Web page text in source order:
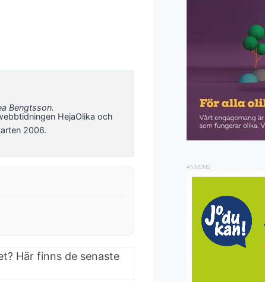
Bengtsson.
HejaOlika och
2006.
Här finns de senaste
ANNONS